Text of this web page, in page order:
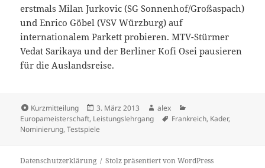
erstmals Milan Jurkovic (SG Sonnenhof/Großaspach)
und Enrico Göbel (VSV Würzburg) auf
internationalem Parkett probieren. MTV-Stürmer
Vedat Sarikaya und der Berliner Kofi Osei pausieren
für die Auslandsreise.
Format
Kurzmitteilung
Veröffentlicht
am
3. März 2013 Autor
alex
Europameisterschaft, Leistungslehrgang Schlagwörter
Frankreich, Kader,
Nominierung,Testspiele
Datenschutzerklärung Stolz präsentiert von WordPress